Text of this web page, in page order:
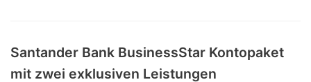
Santander Bank BusinessStar Kontopaket
mit zwei exklusiven Leistungen